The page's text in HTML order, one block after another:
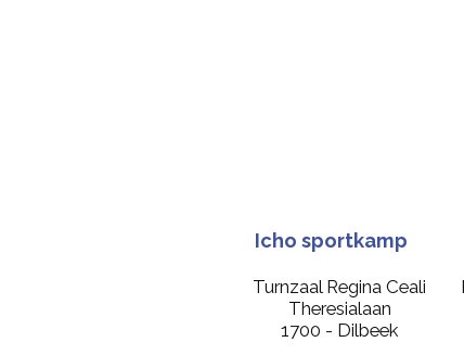
Icho sportkamp
Turnzaal Regina Ceali
Theresialaan
1700 - Dilbeek